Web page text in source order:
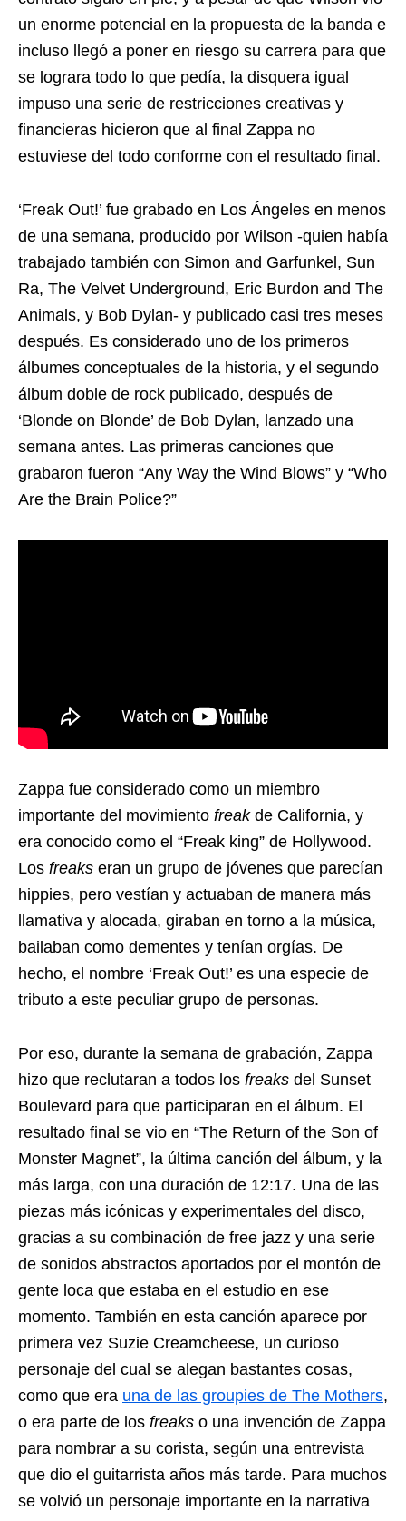
un enorme potencial en la propuesta de la banda e
incluso llegó a poner en riesgo su carrera para que
se lograra todo lo que pedía, la disquera igual
impuso una serie de restricciones creativas y
financieras hicieron que al final Zappa no
estuviese del todo conforme con el resultado final.
‘Freak Out!’ fue grabado en Los Ángeles en menos
de una semana, producido por Wilson -quien había
trabajado también con Simon and Garfunkel, Sun
Ra, The Velvet Underground, Eric Burdon and The
Animals, y Bob Dylan- y publicado casi tres meses
después. Es considerado uno de los primeros
álbumes conceptuales de la historia, y el segundo
álbum doble de rock publicado, después de
‘Blonde on Blonde’ de Bob Dylan, lanzado una
semana antes. Las primeras canciones que
grabaron fueron “Any Way the Wind Blows” y “Who
Are the Brain Police?”
Zappa fue considerado como un miembro
importante del movimiento freakde California, y
era conocido como el “Freak king” de Hollywood.
Los freaks eran un grupo de jóvenes que parecían
hippies, pero vestían y actuaban de manera más
llamativa y alocada, giraban en torno a la música,
bailaban como dementes y tenían orgías. De
hecho, el nombre ‘Freak Out!’ es una especie de
tributo a este peculiar grupo de personas.
Por eso, durante la semana de grabación, Zappa
hizo que reclutaran a todos los freaks del Sunset
Boulevard para que participaran en el álbum. El
resultado final se vio en “The Return of the Son of
Monster Magnet”, la última canción del álbum, y la
más larga, con una duración de 12:17. Una de las
piezas más icónicas y experimentales del disco,
gracias a su combinación de free jazz y una serie
de sonidos abstractos aportados por el montón de
gente loca que estaba en el estudio en ese
momento. También en esta canción aparece por
primera vez Suzie Creamcheese, un curioso
personaje del cual se alegan bastantes cosas,
como que era una de las groupies de The Mothers,
o era parte de los freaks o una invención de Zappa
para nombrar a su corista, según una entrevista
que dio el guitarrista años más tarde. Para muchos
se volvió un personaje importante en la narrativa